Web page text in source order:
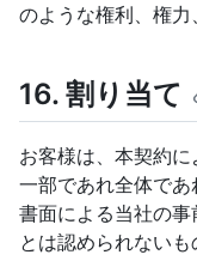
のような権利、権力
16. 割り当て
お客様は、本契約
一部であれ全体であ
書面による当社の
とは認められないも